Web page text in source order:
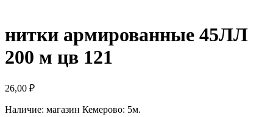
нитки армированные 45ЛЛ
200 м цв 121
26,00 ₽
Наличие: магазин Кемерово: 5м.